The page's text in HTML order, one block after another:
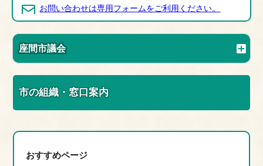
お問い合わせは専用フォームをご利用ください。
座間市議会
市の組織・窓口案内
おすすめページ